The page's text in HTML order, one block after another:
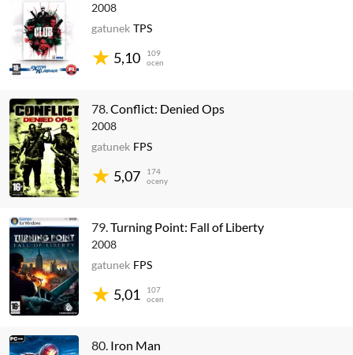
2008
5,10
109
ocen
gatunek TPS
78.Conflict: Denied Ops
2008
5,07
174
oceny
gatunek FPS
79.Turning Point: Fall of Liberty
2008
5,01
107
ocen
gatunek FPS
80. Iron Man